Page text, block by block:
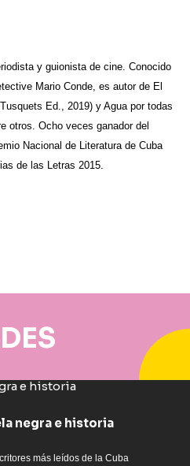
y guionista de cine. Conocido
Mario Conde, es autor de El
Ed., 2019) y Agua por todas
otros. Ocho veces ganador del
Nacional de Literatura de Cuba
de las Letras 2015.
negra e historia
más leídos de la Cuba